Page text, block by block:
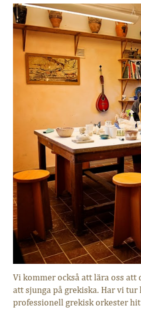
Vi kommer också att lära oss att
att sjunga på grekiska. Har vi tur
professionell grekisk orkester hit